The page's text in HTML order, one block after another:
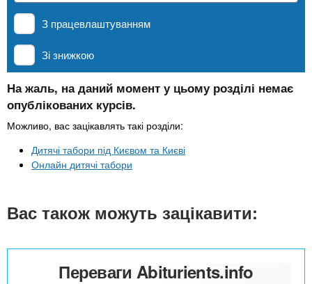
t
s
.
i
n
f
o
л
а
д
і
MBA
Онлайн курси
За кордоном
З працевлаштуванням
Зі знижкою
На жаль, на даний момент у цьому розділі немає
опублікованих курсів.
Можливо, вас зацікавлять такі розділи:
Дитячі табори під Києвом та Києві
Онлайн дитячі табори
Вас також можуть зацікавити:
Переваги Abiturients.info